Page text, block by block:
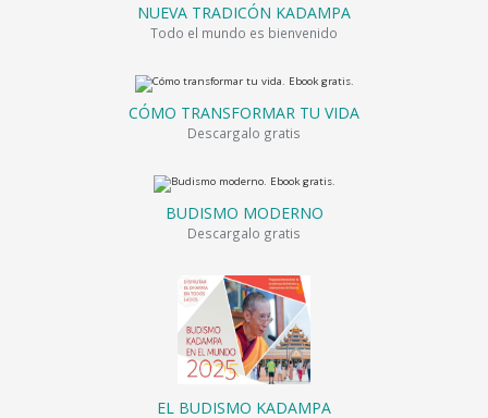
NUEVA TRADICÓN KADAMPA
Todo el mundo es bienvenido
CÓMO TRANSFORMAR TU VIDA
Descargalo gratis
BUDISMO MODERNO
Descargalo gratis
EL BUDISMO KADAMPA